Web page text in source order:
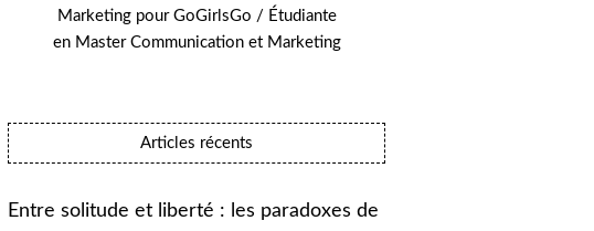
Marketing pour GoGirlsGo / Étudiante
en Master Communication et Marketing
Articles récents
Entre solitude et liberté : les paradoxes de